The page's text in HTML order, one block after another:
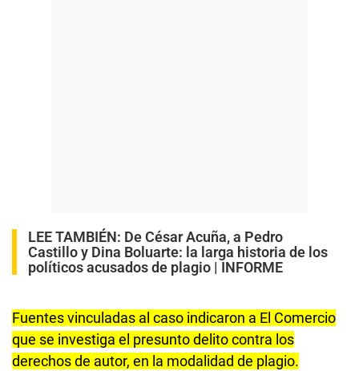
LEE TAMBIÉN: De César Acuña, a Pedro
Castillo y Dina Boluarte: la larga historia de los
políticos acusados de plagio | INFORME
Fuentes vinculadas al caso indicaron a El Comercio
que se investiga el presunto delito contra los
derechos de autor, en la modalidad de plagio.